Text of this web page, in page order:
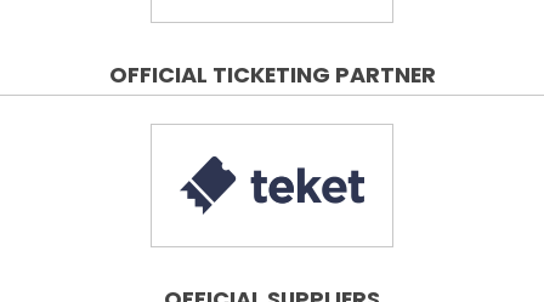
OFFICIAL TICKETING PARTNER